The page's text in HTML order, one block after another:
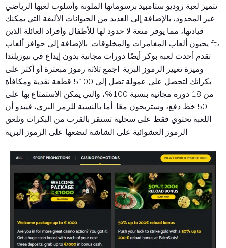
تتميز لعبة روديو ستامبيد برسوماتها الملونة وأسلوب لعبها الرياضي
غير المحدود، بالإضافة إلى العديد من الحيوانات الأليفة التي يمكنك
قيادتها، مما يوفر متعة لا حدود لها للأطفال وأفراد العائلة الذين
يحبون ألعاب المغامرات والمخلوقات. بالإضافة إلى حوافز ألعاب ft،
تقدم أحدث لعبة بوكر أيضًا دورات مجانية بدون إيداع في نيوزيلندا
وميزة تغيير الرموز البرية. اجمع ثلاثة رموز مبعثرة أو أكثر على
بكراتك لتحصل على عمولة تصل إلى 5100 قطعة نقدية ومكافأة
من 18 دورة مجانية بنسبة 100%، والتي يمكن الاستمتاع بها على
50 خط دفع، وستربحون معًا. أما بالنسبة للرمز البري، فيبدو أن
اللعبة تحتوي فقط على سحلية تستقر بالقرب من البكرات وتلعق
الرموز العشوائية على الشاشة لتضعها على الرموز البرية.